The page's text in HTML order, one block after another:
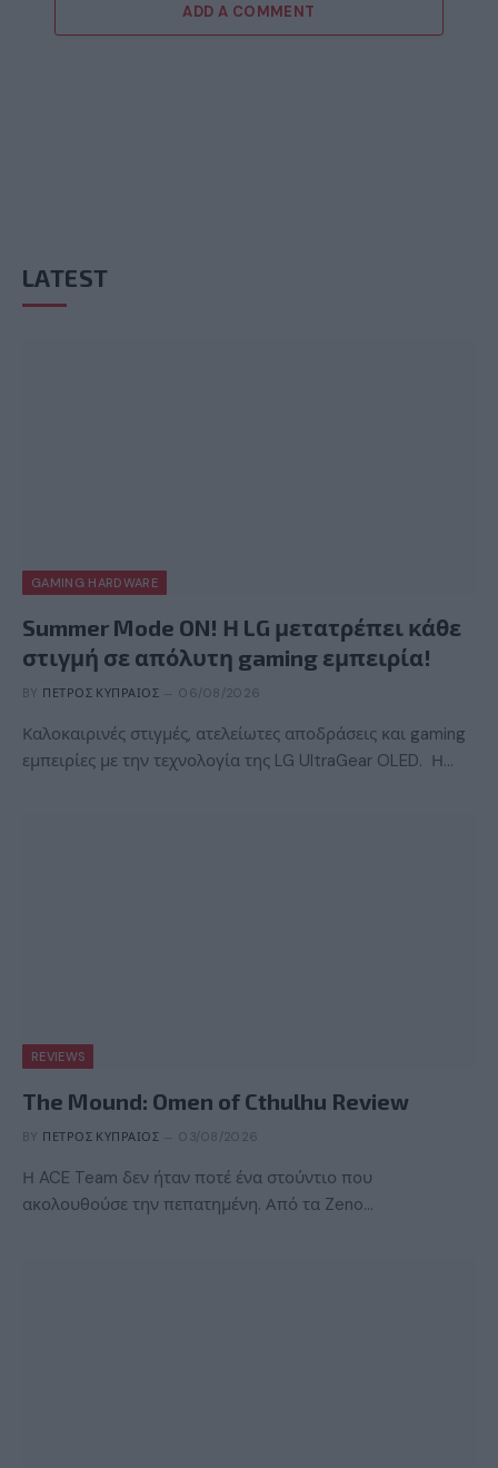
ADD A COMMENT
LATEST
GAMING HARDWARE
Summer Mode ON! Η LG μετατρέπει κάθε
στιγμή σε απόλυτη gaming εμπειρία!
BY ΠΈΤΡΟΣ ΚΥΠΡΑΊΟΣ 06/08/2026
Καλοκαιρινές στιγμές, ατελείωτες αποδράσεις και gaming
εμπειρίες με την τεχνολογία της LG UltraGear OLED. Η…
REVIEWS
The Mound: Omen of Cthulhu Review
BY ΠΈΤΡΟΣ ΚΥΠΡΑΊΟΣ 03/08/2026
Η ACE Team δεν ήταν ποτέ ένα στούντιο που
ακολουθούσε την πεπατημένη. Από τα Zeno…